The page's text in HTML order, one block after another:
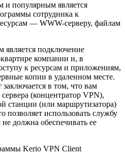
и популярным является
сотрудника к
— WWW-серверу, файлам
подключение
компании и, в
к ресурсам и приложениям,
копии в удаленном месте.
в том, что вам
(концентратор VPN),
станции (или маршрутизатора)
использовать службу
должна обеспечивать ее